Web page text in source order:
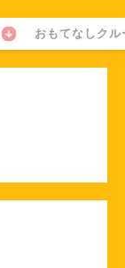
おもてなしクル